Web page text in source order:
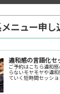
ニュー申し
違和感の言語化セ
ご予約はこちら違和
らないモヤモヤや違
ていく短時間セッシ